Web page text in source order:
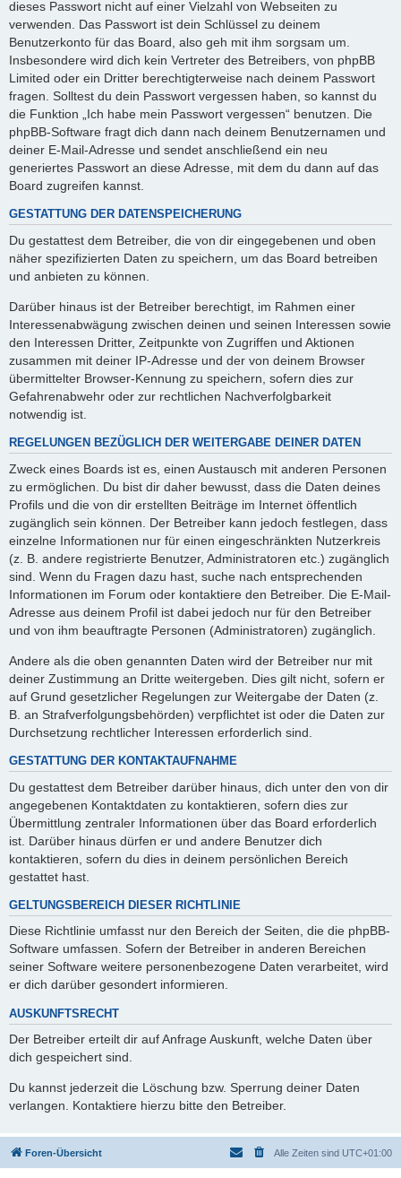
dieses Passwort nicht auf einer Vielzahl von Webseiten zu
verwenden. Das Passwort ist dein Schlüssel zu deinem
Benutzerkonto für das Board, also geh mit ihm sorgsam um.
Insbesondere wird dich kein Vertreter des Betreibers, von phpBB
Limited oder ein Dritter berechtigterweise nach deinem Passwort
fragen. Solltest du dein Passwort vergessen haben, so kannst du
die Funktion „Ich habe mein Passwort vergessen“ benutzen. Die
phpBB-Software fragt dich dann nach deinem Benutzernamen und
deiner E-Mail-Adresse und sendet anschließend ein neu
generiertes Passwort an diese Adresse, mit dem du dann auf das
Board zugreifen kannst.
GESTATTUNG DER DATENSPEICHERUNG
Du gestattest dem Betreiber, die von dir eingegebenen und oben
näher spezifizierten Daten zu speichern, um das Board betreiben
und anbieten zu können.
Darüber hinaus ist der Betreiber berechtigt, im Rahmen einer
Interessenabwägung zwischen deinen und seinen Interessen sowie
den Interessen Dritter, Zeitpunkte von Zugriffen und Aktionen
zusammen mit deiner IP-Adresse und der von deinem Browser
übermittelter Browser-Kennung zu speichern, sofern dies zur
Gefahrenabwehr oder zur rechtlichen Nachverfolgbarkeit
notwendig ist.
REGELUNGEN BEZÜGLICH DER WEITERGABE DEINER DATEN
Zweck eines Boards ist es, einen Austausch mit anderen Personen
zu ermöglichen. Du bist dir daher bewusst, dass die Daten deines
Profils und die von dir erstellten Beiträge im Internet öffentlich
zugänglich sein können. Der Betreiber kann jedoch festlegen, dass
einzelne Informationen nur für einen eingeschränkten Nutzerkreis
(z. B. andere registrierte Benutzer, Administratoren etc.) zugänglich
sind. Wenn du Fragen dazu hast, suche nach entsprechenden
Informationen im Forum oder kontaktiere den Betreiber. Die E-Mail-
Adresse aus deinem Profil ist dabei jedoch nur für den Betreiber
und von ihm beauftragte Personen (Administratoren) zugänglich.
Andere als die oben genannten Daten wird der Betreiber nur mit
deiner Zustimmung an Dritte weitergeben. Dies gilt nicht, sofern er
auf Grund gesetzlicher Regelungen zur Weitergabe der Daten (z.
B. an Strafverfolgungsbehörden) verpflichtet ist oder die Daten zur
Durchsetzung rechtlicher Interessen erforderlich sind.
GESTATTUNG DER KONTAKTAUFNAHME
Du gestattest dem Betreiber darüber hinaus, dich unter den von dir
angegebenen Kontaktdaten zu kontaktieren, sofern dies zur
Übermittlung zentraler Informationen über das Board erforderlich
ist. Darüber hinaus dürfen er und andere Benutzer dich
kontaktieren, sofern du dies in deinem persönlichen Bereich
gestattet hast.
GELTUNGSBEREICH DIESER RICHTLINIE
Diese Richtlinie umfasst nur den Bereich der Seiten, die die phpBB-
Software umfassen. Sofern der Betreiber in anderen Bereichen
seiner Software weitere personenbezogene Daten verarbeitet, wird
er dich darüber gesondert informieren.
AUSKUNFTSRECHT
Der Betreiber erteilt dir auf Anfrage Auskunft, welche Daten über
dich gespeichert sind.
Du kannst jederzeit die Löschung bzw. Sperrung deiner Daten
verlangen. Kontaktiere hierzu bitte den Betreiber.
Foren-Übersicht Alle Zeiten sind UTC+01:00